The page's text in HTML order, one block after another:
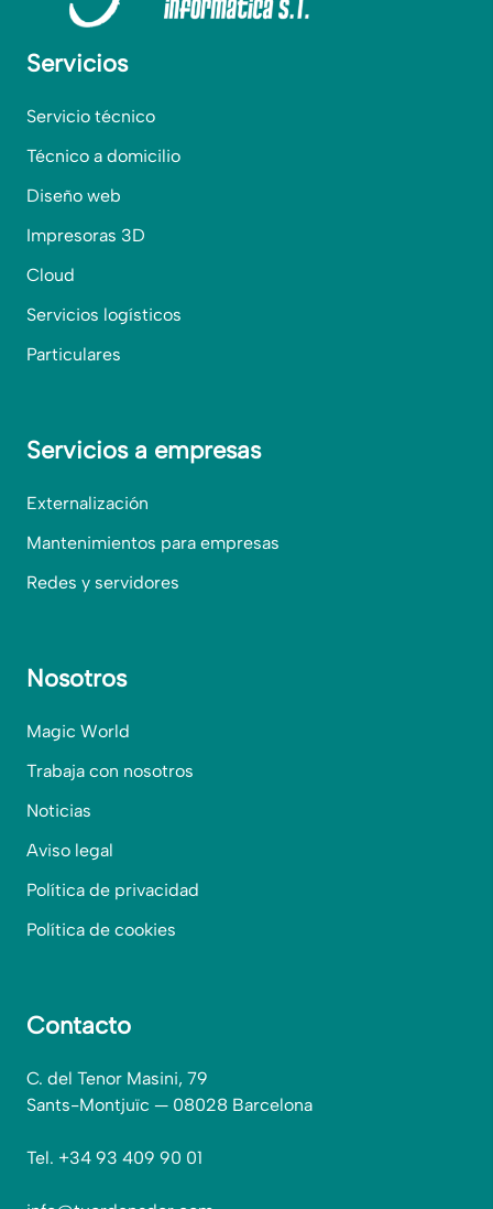
Servicios
Servicio técnico
Técnico a domicilio
Diseño web
Impresoras 3D
Cloud
Servicios logísticos
Particulares
Servicios a empresas
Externalización
Mantenimientos para empresas
Redes y servidores
Nosotros
Magic World
Trabaja con nosotros
Noticias
Aviso legal
Política de privacidad
Política de cookies
Contacto
C. del Tenor Masini, 79
Sants-Montjuïc — 08028 Barcelona
Tel. +34 93 409 90 01